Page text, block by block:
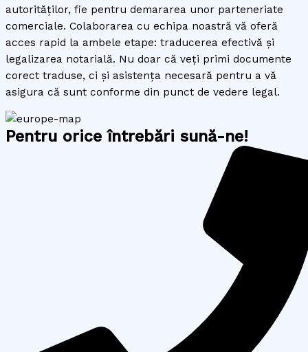
autorităților, fie pentru demararea unor parteneriate
comerciale. Colaborarea cu echipa noastră vă oferă
acces rapid la ambele etape: traducerea efectivă și
legalizarea notarială. Nu doar că veți primi documente
corect traduse, ci și asistența necesară pentru a vă
asigura că sunt conforme din punct de vedere legal.
Pentru orice întrebări sună-ne!